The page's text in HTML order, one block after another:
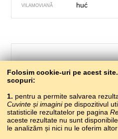
VILAMOVIANĂ huć
679 – o interdicție
Folosim cookie-uri pe acest
scopuri:
1. pentru a permite salvarea
Cuvinte și imaginipe dispozitivul
statisticile rezultatelor pe pagina
aceste rezultate nu sunt
le analizăm și nici nu le oferim